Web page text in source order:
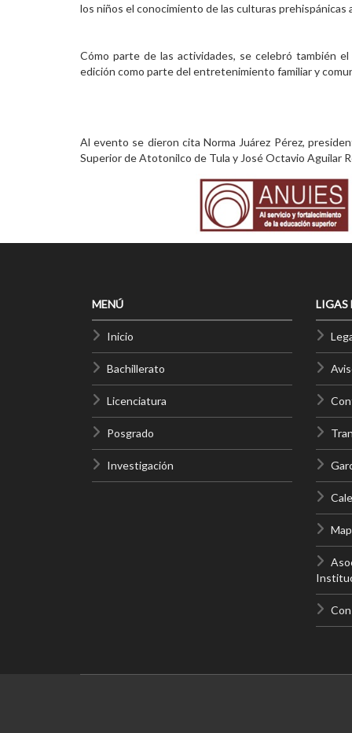
los niños el conocimiento de las culturas
Cómo parte de las actividades, se celebró también
edición como parte del entretenimiento familiar y
Al evento se dieron cita Norma Juárez Pérez,
Superior de Atotonilco de Tula y José Octavio Aguilar
MENÚ
Inicio
Bachillerato
Licenciatura
Posgrado
Investigación
LIGAS